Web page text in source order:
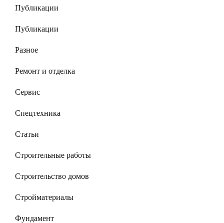
Публикации
Публикации
Разное
Ремонт и отделка
Сервис
Спецтехника
Статьи
Строительные работы
Строительство домов
Стройматериалы
Фундамент